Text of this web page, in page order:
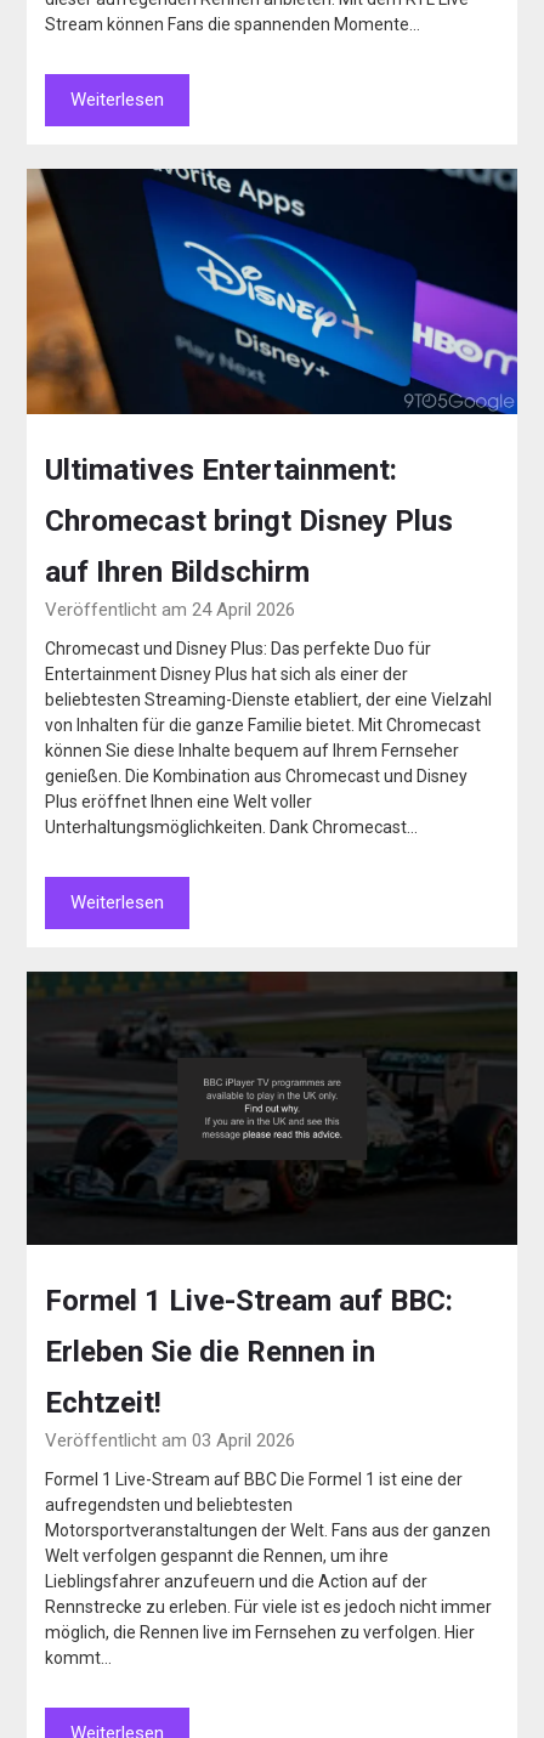
Stream können Fans die spannenden Momente…
Weiterlesen
Ultimatives Entertainment:
Chromecast bringt Disney Plus
auf Ihren Bildschirm
Veröffentlicht am 24 April 2026
Chromecast und Disney Plus: Das perfekte Duo für
Entertainment Disney Plus hat sich als einer der
beliebtesten Streaming-Dienste etabliert, der eine Vielzahl
von Inhalten für die ganze Familie bietet. Mit Chromecast
können Sie diese Inhalte bequem auf Ihrem Fernseher
genießen. Die Kombination aus Chromecast und Disney
Plus eröffnet Ihnen eine Welt voller
Unterhaltungsmöglichkeiten. Dank Chromecast…
Weiterlesen
Formel 1 Live-Stream auf BBC:
Erleben Sie die Rennen in
Echtzeit!
Veröffentlicht am 03 April 2026
Formel 1 Live-Stream auf BBC Die Formel 1 ist eine der
aufregendsten und beliebtesten
Motorsportveranstaltungen der Welt. Fans aus der ganzen
Welt verfolgen gespannt die Rennen, um ihre
Lieblingsfahrer anzufeuern und die Action auf der
Rennstrecke zu erleben. Für viele ist es jedoch nicht immer
möglich, die Rennen live im Fernsehen zu verfolgen. Hier
kommt…